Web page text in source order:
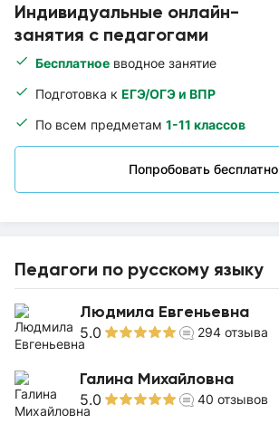
Индивидуальные онлайн-
занятия с педагогами
Бесплатное вводное занятие
Подготовка к ЕГЭ/ОГЭ и ВПР
По всем предметам 1-11 классов
Попробовать бесплатно
Педагоги по русскому языку
Людмила Евгеньевна
5.0 294 отзыва
Галина Михайловна
5.0 40 отзывов